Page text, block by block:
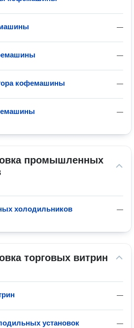
—
—
—
кофемашины
—
промышленных
—
холодильников
торговых витрин
—
—
установок